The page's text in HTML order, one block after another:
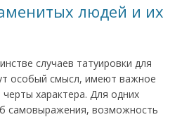
людей и их
случаев татуировки для
особый смысл, имеют важное
характера. Для одних
самовыражения, возможность